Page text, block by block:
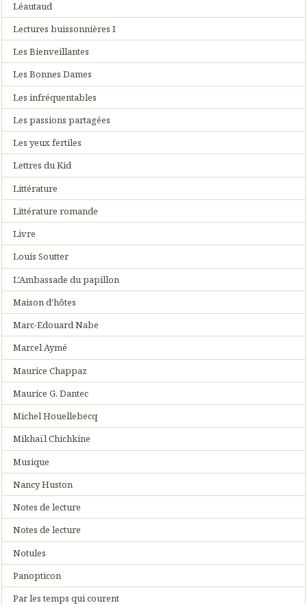
Léautaud
Lectures buissonnières I
Les Bienveillantes
Les Bonnes Dames
Les infréquentables
Les passions partagées
Les yeux fertiles
Lettres du Kid
Littérature
Littérature romande
Livre
Louis Soutter
L'Ambassade du papillon
Maison d'hôtes
Marc-Edouard Nabe
Marcel Aymé
Maurice Chappaz
Maurice G. Dantec
Michel Houellebecq
Mikhaïl Chichkine
Musique
Nancy Huston
Notes de lecture
Notes de lecture
Notules
Panopticon
Par les temps qui courent